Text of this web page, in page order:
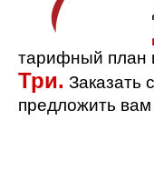
тарифный план
Три. Заказать
предложить